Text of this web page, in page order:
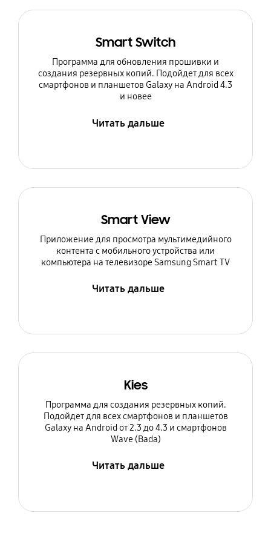
Smart Switch
Программа для обновления прошивки и
создания резервных копий. Подойдет для всех
смартфонов и планшетов Galaxy на Android 4.3
и новее
Читать дальше
Smart View
Приложение для просмотра мультимедийного
контента с мобильного устройства или
компьютера на телевизоре Samsung Smart TV
Читать дальше
Kies
Программа для создания резервных копий.
Подойдет для всех смартфонов и планшетов
Galaxy на Android от 2.3 до 4.3 и смартфонов
Wave (Bada)
Читать дальше